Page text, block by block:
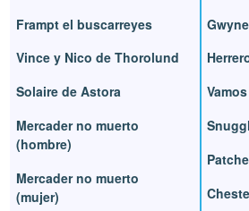
Frampt el buscarreyes
Vince y Nico de Thorolund
Solaire de Astora
Mercader no muerto
(hombre)
Mercader no muerto
(mujer)
Vamos